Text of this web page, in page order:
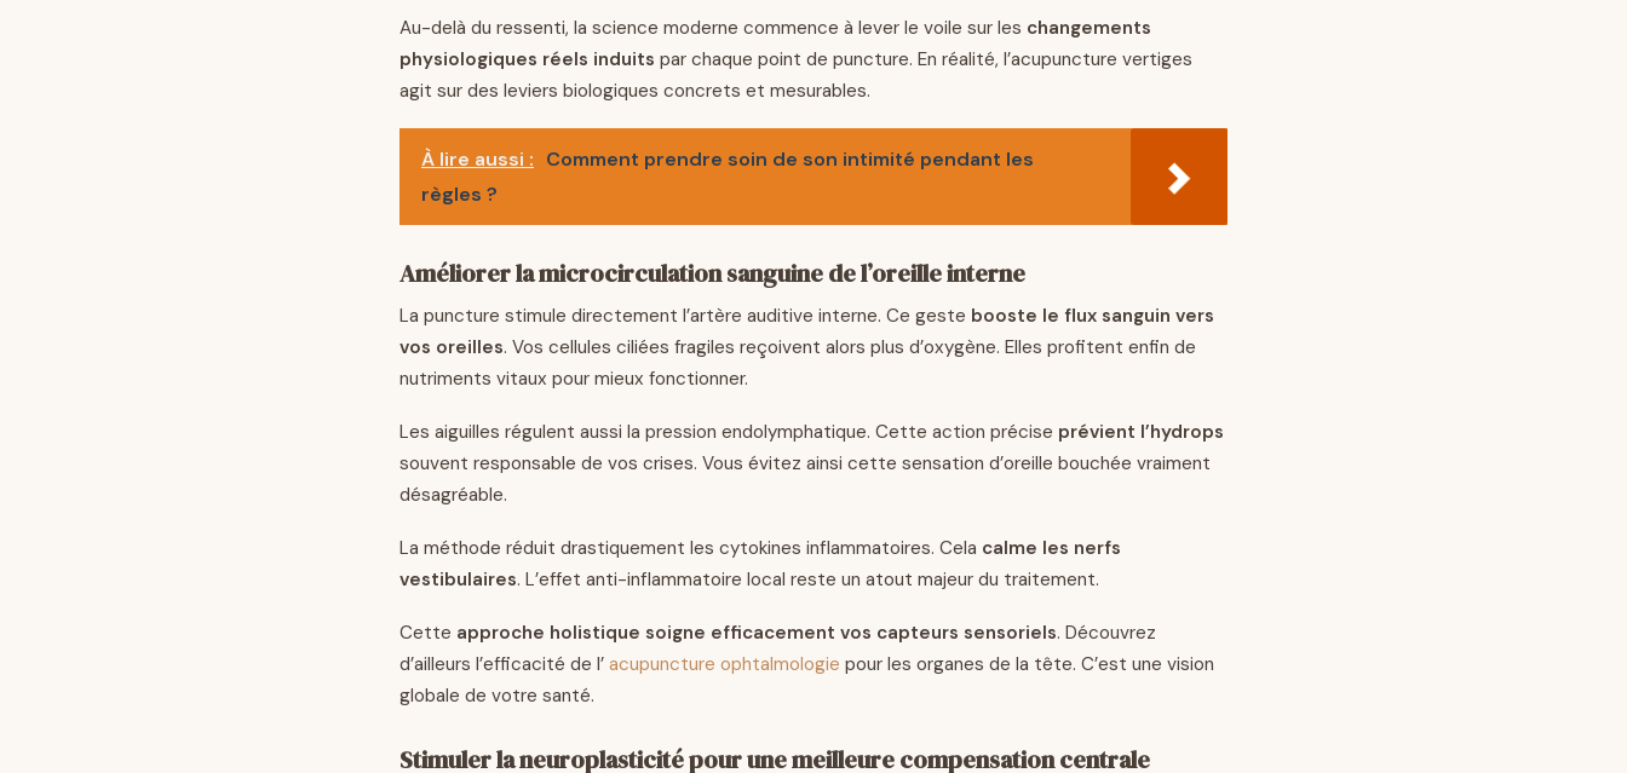
Au-delà du ressenti, la science moderne commence à lever le voile sur les changements
physiologiques réels induits par chaque point de puncture. En réalité, l’acupuncture vertiges
agit sur des leviers biologiques concrets et mesurables.
À lire aussi : Comment prendre soin de son intimité pendant les
règles ?
Améliorer la microcirculation sanguine de l’oreille interne
La puncture stimule directement l’artère auditive interne. Ce geste booste le flux sanguin vers
vos oreilles. Vos cellules ciliées fragiles reçoivent alors plus d’oxygène. Elles profitent enfin de
nutriments vitaux pour mieux fonctionner.
Les aiguilles régulent aussi la pression endolymphatique. Cette action précise prévient l’hydrops
souvent responsable de vos crises. Vous évitez ainsi cette sensation d’oreille bouchée vraiment
désagréable.
La méthode réduit drastiquement les cytokines inflammatoires. Cela calme les nerfs
vestibulaires. L’effet anti-inflammatoire local reste un atout majeur du traitement.
Cette approche holistique soigne efficacement vos capteurs sensoriels. Découvrez
d’ailleurs l’efficacité de l’ acupuncture ophtalmologie pour les organes de la tête. C’est une vision
globale de votre santé.
Stimuler la neuroplasticité pour une meilleure compensation centrale